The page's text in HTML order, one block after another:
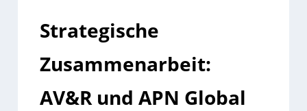
Strategische
Zusammenarbeit:
AV&R und APN Global